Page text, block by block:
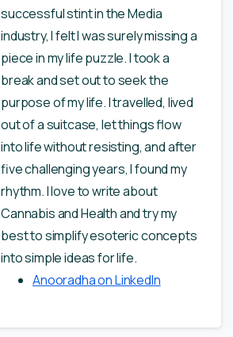
successful stint in the Media
industry, I felt I was surely missing a
piece in my life puzzle. I took a
break and set out to seek the
purpose of my life. I travelled, lived
out of a suitcase, let things flow
into life without resisting, and after
five challenging years, I found my
rhythm. I love to write about
Cannabis and Health and try my
best to simplify esoteric concepts
into simple ideas for life.
Anooradha on LinkedIn